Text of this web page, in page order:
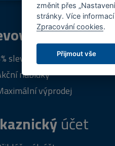
program
sleva za registraci
nabídky
výprodej
účet
změnit přes
stránky. Více
Zpracování cookies.
Přijmout vše